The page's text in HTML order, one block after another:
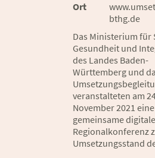
Ort
bthg.de
Das Ministerium für
Gesundheit und
des Landes Baden-
Württemberg und
veranstalteten am
November 2021 eine
gemeinsame digitale
Regionalkonferenz
Umsetzungsstand